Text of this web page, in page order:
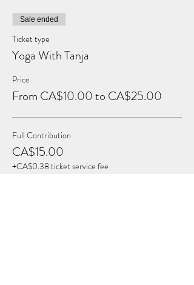
Sale ended
Ticket type
Yoga With Tanja
Price
From CA$10.00 to CA$25.00
Full Contribution
CA$15.00
+CA$0.38 ticket service fee